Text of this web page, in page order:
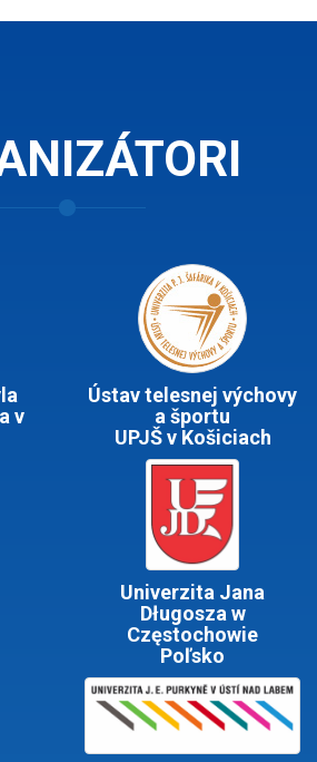
v
Ústav telesnej výchovy
a športu
UPJŠ v Košiciach
Univerzita Jana
Długosza w
Częstochowie
Poľsko